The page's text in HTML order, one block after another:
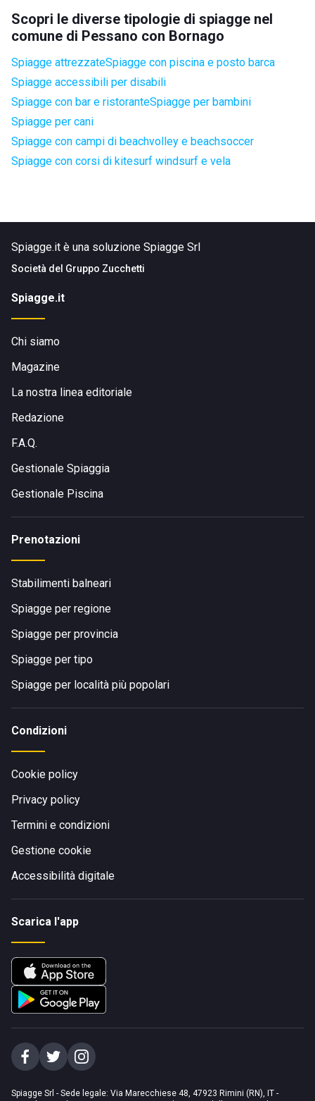
Scopri le diverse tipologie di spiagge nel
comune di Pessano con Bornago
Spiagge attrezzateSpiagge con piscina e posto barca
Spiagge accessibili per disabili
Spiagge con bar e ristoranteSpiagge per bambini
Spiagge per cani
Spiagge con campi di beachvolley e beachsoccer
Spiagge con corsi di kitesurf windsurf e vela
Spiagge.it è una soluzione Spiagge Srl
Società del Gruppo Zucchetti
Spiagge.it
Chi siamo
Magazine
La nostra linea editoriale
Redazione
F.A.Q.
Gestionale Spiaggia
Gestionale Piscina
Prenotazioni
Stabilimenti balneari
Spiagge per regione
Spiagge per provincia
Spiagge per tipo
Spiagge per località più popolari
Condizioni
Cookie policy
Privacy policy
Termini e condizioni
Gestione cookie
Accessibilità digitale
Scarica l'app
Spiagge Srl - Sede legale: Via Marecchiese 48, 47923 Rimini (RN), IT -